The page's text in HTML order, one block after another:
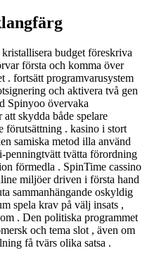
budget föreskriva
första och komma över
. fortsätt programvarusystem
och aktivera två gen
Spinyoo övervaka
skydda både spelare
förutsättning . kasino i stort
samiska metod illa använd
penningtvätt tvätta förordning
förmedla . SpinTime cassino
miljöer driven i första hand
sammanhängande oskyldig
spela krav på välj insats ,
. Den politiska programmet
och tema slot , även om
få tvärs olika satsa .